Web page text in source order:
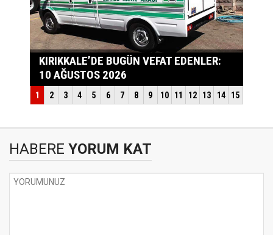
HABERE YORUM KAT